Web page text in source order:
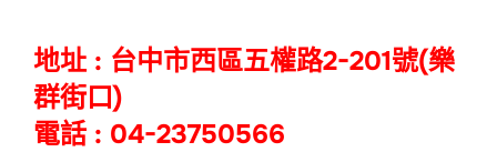
地址 : 台中市西區五權路2-201號(樂
群街口)
電話 : 04-23750566